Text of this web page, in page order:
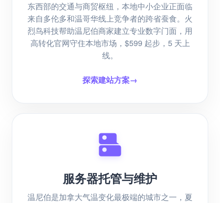
东西部的交通与商贸枢纽，本地中小企业正面临
来自多伦多和温哥华线上竞争者的跨省蚕食。火
烈鸟科技帮助温尼伯商家建立专业数字门面，用
高转化官网守住本地市场，$599 起步，5 天上
线。
探索建站方案→
服务器托管与维护
温尼伯是加拿大气温变化最极端的城市之一，夏